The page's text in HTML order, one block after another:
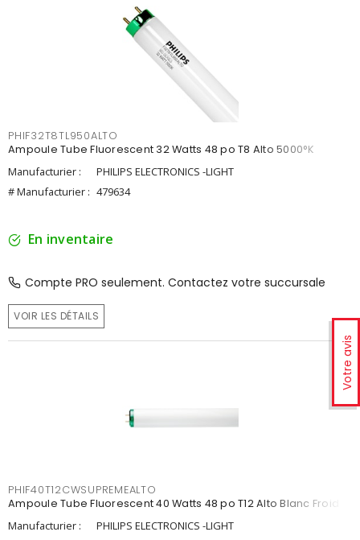
Votre avis
PHIF32T8TL950ALTO
Ampoule Tube Fluorescent 32 Watts 48 po T8 Alto 5000°K
Manufacturier :
PHILIPS ELECTRONICS -LIGHT
# Manufacturier : 479634
En inventaire
Compte PRO seulement. Contactez votre succursale
VOIR LES DÉTAILS
PHIF40T12CWSUPREMEALTO
Ampoule Tube Fluorescent 40 Watts 48 po T12 Alto Blanc Froid
Manufacturier :
PHILIPS ELECTRONICS -LIGHT